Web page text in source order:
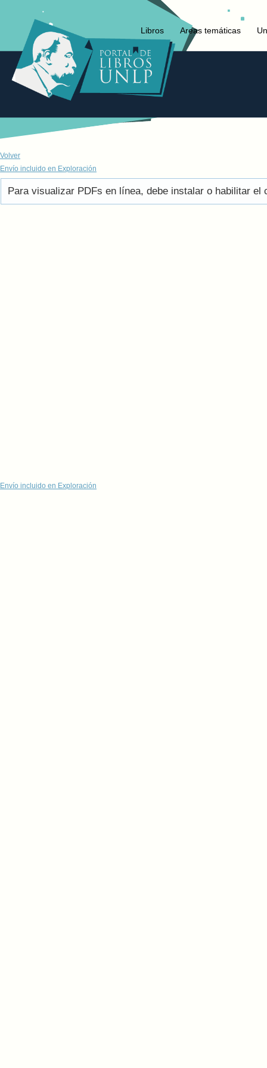
Libros Areas temáticas
Volver
Envío incluido en Exploración
Para visualizar PDFs en línea, debe instalar o habilitar el
Envío incluido en Exploración